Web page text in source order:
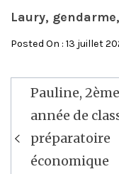
Laury,
Posted On : 13 juillet
Navigation
de
l’article
Pauline, 2ème
année de
préparatoire
économique